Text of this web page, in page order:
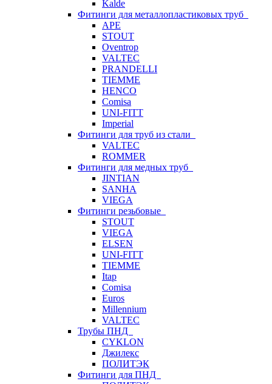
Kalde
Фитинги для металлопластиковых труб
APE
STOUT
Oventrop
VALTEC
PRANDELLI
TIEMME
HENCO
Comisa
UNI-FITT
Imperial
Фитинги для труб из стали
VALTEC
ROMMER
Фитинги для медных труб
JINTIAN
SANHA
VIEGA
Фитинги резьбовые
STOUT
VIEGA
ELSEN
UNI-FITT
TIEMME
Itap
Comisa
Euros
Millennium
VALTEC
Трубы ПНД
CYKLON
Джилекс
ПОЛИТЭК
Фитинги для ПНД